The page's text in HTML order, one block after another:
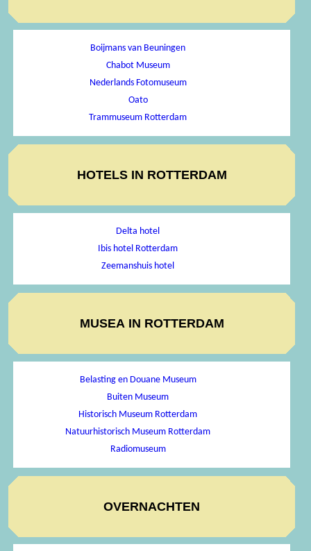
Boijmans van Beuningen
Chabot Museum
Nederlands Fotomuseum
Oato
Trammuseum Rotterdam
HOTELS IN ROTTERDAM
Delta hotel
Ibis hotel Rotterdam
Zeemanshuis hotel
MUSEA IN ROTTERDAM
Belasting en Douane Museum
Buiten Museum
Historisch Museum Rotterdam
Natuurhistorisch Museum Rotterdam
Radiomuseum
OVERNACHTEN